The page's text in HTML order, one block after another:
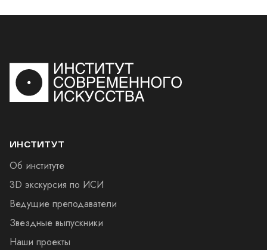
ИНСТИТУТ
Об институте
3D экскурсия по ИСИ
Ведущие преподаватели
Звездные выпускники
Наши проекты